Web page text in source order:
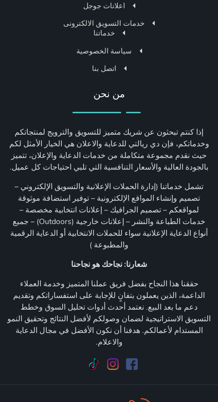
من نحن
إذا كنتم تبحثون عن شريك متميز للتسويق والترويج لمنتجاتكم
وخدماتكم، فإن دي ريالتي للدعاية والاعلان هي الخيار الأمثل لكم
حيث نقدم مجموعة متكاملة من خدمات الدعاية والإعلان، تتميز
بالجودة العالية والأسعار التنافسية التي تلبي احتياجات كل عميل.
تشمل خدماتنا (إدارة الحملات الإعلانية والتسويق الإلكتروني –
تصميم وإنشاء المواقع الإلكترونية – توفير استضافة موثوقة
لمواقعكم – تصميم الجرافيك – إعلانات انتخابية مخصصة –
خدمات الطباعة والنشر – إعلانات خارجية (Outdoors) – جميع
أنواع الدعاية الإعلانية سواء للحملات الانتخابية أو الدعاية الرقمية
والمطبوعة )
شعارنا: نجاحك هو نجاحنا
حققنا هذا النجاح بفضل فريق عملنا المتميز وخدمة العملاء
الداعمة، الذين يعملون بتفانٍ للإجابة على استفساراتكم وتقديم
دعم ما بعد البيع. نعتمد أحدث أدوات تحليل السوق وخطط
التسويق الاستراتيجية لضمان وصولكم لأفضل النتائج وتحقيق النمو
المستدام لأعمالكم. هدفنا أن نكون الأفضل في مجال الدعاية
والاعلام.
اعلانات جوجل
خدمات التسويق الالكترونى
خدماتنا
سياسة الخصوصية
اتصل بنا